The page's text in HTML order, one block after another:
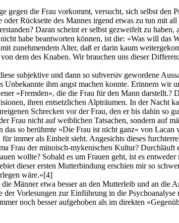
gegen die Frau vorkommt, versucht, sich selbst
Rückseite des Mannes irgend etwas zu tun mit
Daran scheint er selbst gezweifelt zu haben,
habe beantworten können, ist die: »Was will das
zunehmendem Alter, daß er darin kaum
dem des Knaben. Wir brauchen uns dieser
subjektive und dann so subversiv gewordene
ihm angst machen konnte. Erinnern wir
»Fremden«, die die Frau für den Mann
ihren entsetzlichen Alpträumen. In der Nacht
Schrecken vor der Frau, den er bis dahin so
Frau nicht auf weiblichen Tatsachen, sondern auf
so berühmte »Die Frau ist nicht ganz« von
immer als Einheit sieht. Angesichts dieses
Frau der minoisch-mykenischen Kultur?
wollte? Sobald es um Frauen geht, ist es
dieser ersten Mutterbindung erschien mir so
wäre.«[4]
Männer etwa besser an den Mutterleib und an die
Vorlesungen zur Einführung in die
noch besser aufgehoben als im direkten